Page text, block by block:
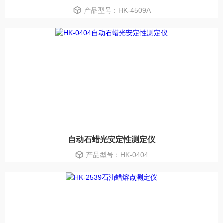
产品型号：HK-4509A
自动石蜡光安定性测定仪
产品型号：HK-0404